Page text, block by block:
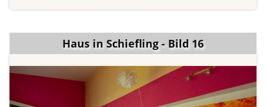
Haus in Schiefling - Bild 16